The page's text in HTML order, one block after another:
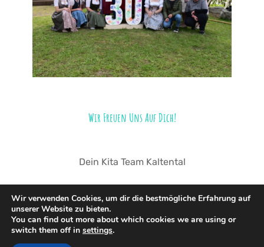
Wir Freuen Uns Auf Dich!
Dein Kita Team Kaltental
© 2026 Kindergarten Kaltental. Stolz präsentiert von
Wir verwenden Cookies, um dir die bestmögliche Erfahrung auf
unserer Website zu bieten.
You can find out more about which cookies we are using or
switch them off in settings.